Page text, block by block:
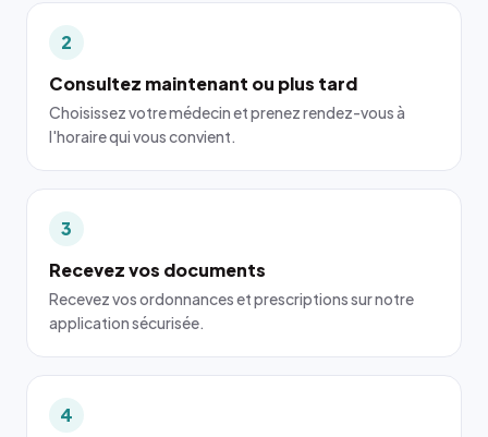
2
Consultez maintenant ou plus tard
Choisissez votre médecin et prenez rendez-vous à
l'horaire qui vous convient.
3
Recevez vos documents
Recevez vos ordonnances et prescriptions sur notre
application sécurisée.
4